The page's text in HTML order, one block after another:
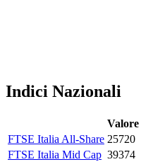
Indici Nazionali
Valore
FTSE Italia All-Share 25720
FTSE Italia Mid Cap 39374